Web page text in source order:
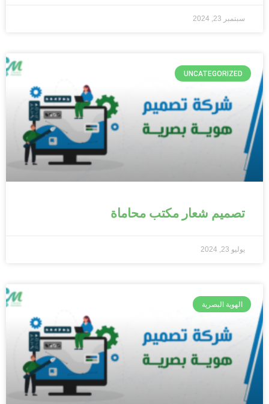
سبتمبر 23, 2024
UNCATEGORIZED
تصميم شعار مكتب محاماة
يوليو 23, 2024
الهوية البصرية